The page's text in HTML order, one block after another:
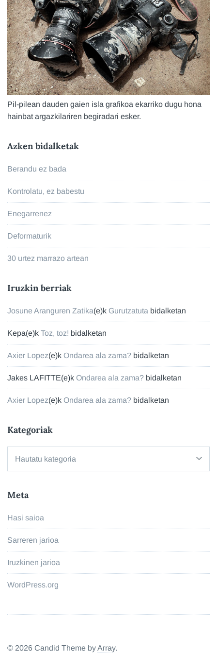
Pil-pilean dauden gaien isla grafikoa ekarriko dugu hona
hainbat argazkilariren begiradari esker.
Azken bidalketak
Berandu ez bada
Kontrolatu, ez babestu
Enegarrenez
Deformaturik
30 urtez marrazo artean
Iruzkin berriak
Josune Aranguren Zatika(e)k Gurutzatuta bidalketan
Kepa(e)k Toz, toz! bidalketan
Axier Lopez(e)k Ondarea ala zama? bidalketan
Jakes LAFITTE(e)k Ondarea ala zama? bidalketan
Axier Lopez(e)k Ondarea ala zama? bidalketan
Kategoriak
Meta
Hasi saioa
Sarreren jarioa
Iruzkinen jarioa
WordPress.org
© 2026 Candid Theme byArray.